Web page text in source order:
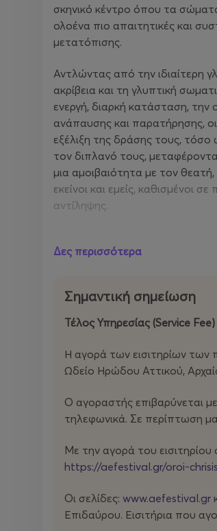
σκηνικό κέντρο όπου τα
ολοένα πιο απαιτητικές και
μετατόπισης.
Αντλώντας από την ιδιαίτερη
ακρίβεια και τη γλυπτική
ενεργή, διαρκή κατάσταση, την
ανάπαυσης και παρατήρησης,
εξέλιξη της δράσης τους,
τον διπλανό τους,
μια αμοιβαιότητα με τον
εκείνοι και εμείς, καθισμένοι
αντίληψης.
Δες περισσότερα
Σημαντική σημείωση
Τέλος Υπηρεσίας (Service
Η αγορά των εισιτηρίων
Ωδείο Ηρώδου Αττικού,
Ο αγοραστής επιβαρύνεται
τηλεφωνικά. Σε περίπτωση
Με την αγορά του
https://aefestival.gr/oroi-
Οι σελίδες: www.aefestival.gr
Επιδαύρου. Εισιτήρια που